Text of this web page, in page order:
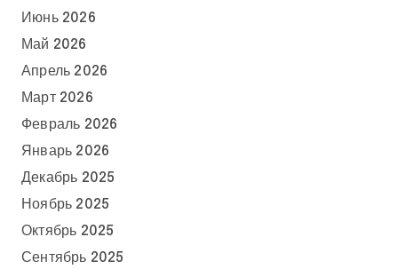
Июнь 2026
Май 2026
Апрель 2026
Март 2026
Февраль 2026
Январь 2026
Декабрь 2025
Ноябрь 2025
Октябрь 2025
Сентябрь 2025